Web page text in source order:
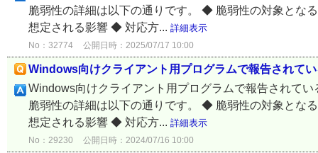
脆弱性の詳細は以下の通りです。 ◆ 脆弱性の対象と
想定される影響 ◆ 対応方... 詳細表示
No：32774 公開日時：2025/07/17 10:00
Windows向けクライアント用プログラムで報告されて
Windows向けクライアント用プログラムで報告されて
脆弱性の詳細は以下の通りです。 ◆ 脆弱性の対象と
想定される影響 ◆ 対応方... 詳細表示
No：29230 公開日時：2024/07/16 10:00